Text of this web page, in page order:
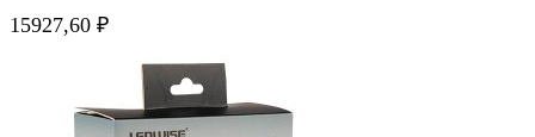
15927,60 ₽